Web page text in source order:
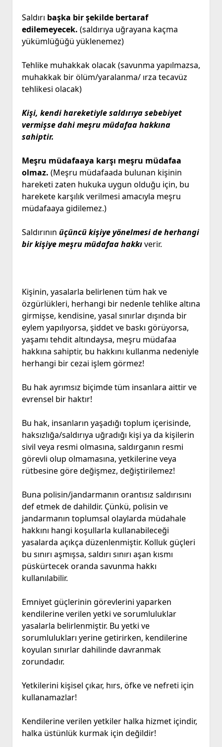
Saldırı başka bir şekilde bertaraf
edilemeyecek. (saldırıya uğrayana kaçma
yükümlüğüğü yüklenemez)
Tehlike muhakkak olacak (savunma yapılmazsa,
muhakkak bir ölüm/yaralanma/ ırza tecavüz
tehlikesi olacak)
Kişi, kendi hareketiyle saldırıya sebebiyet
vermişse dahi meşru müdafaa hakkına
sahiptir.
Meşru müdafaaya karşı meşru müdafaa
olmaz. (Meşru müdafaada bulunan kişinin
hareketi zaten hukuka uygun olduğu için, bu
harekete karşılık verilmesi amacıyla meşru
müdafaaya gidilemez.)
Saldırının üçüncü kişiye yönelmesi de herhangi
bir kişiye meşru müdafaa hakkıverir.
Kişinin, yasalarla belirlenen tüm hak ve
özgürlükleri, herhangi bir nedenle tehlike altına
girmişse, kendisine, yasal sınırlar dışında bir
eylem yapılıyorsa, şiddet ve baskı görüyorsa,
yaşamı tehdit altındaysa, meşru müdafaa
hakkına sahiptir, bu hakkını kullanma nedeniyle
herhangi bir cezai işlem görmez!
Bu hak ayrımsız biçimde tüm insanlara aittir ve
evrensel bir haktır!
Bu hak, insanların yaşadığı toplum içerisinde,
haksızlığa/saldırıya uğradığı kişi ya da kişilerin
sivil veya resmi olmasına, saldırganın resmi
görevli olup olmamasına, yetkilerine veya
rütbesine göre değişmez, değiştirilemez!
Buna polisin/jandarmanın orantısız saldırısını
def etmek de dahildir. Çünkü, polisin ve
jandarmanın toplumsal olaylarda müdahale
hakkını hangi koşullarla kullanabileceği
yasalarda açıkça düzenlenmiştir. Kolluk güçleri
bu sınırı aşmışsa, saldırı sınırı aşan kısmı
püskürtecek oranda savunma hakkı
kullanılabilir.
Emniyet güçlerinin görevlerini yaparken
kendilerine verilen yetki ve sorumluluklar
yasalarla belirlenmiştir. Bu yetki ve
sorumlulukları yerine getirirken, kendilerine
koyulan sınırlar dahilinde davranmak
zorundadır.
Yetkilerini kişisel çıkar, hırs, öfke ve nefreti için
kullanamazlar!
Kendilerine verilen yetkiler halka hizmet içindir,
halka üstünlük kurmak için değildir!